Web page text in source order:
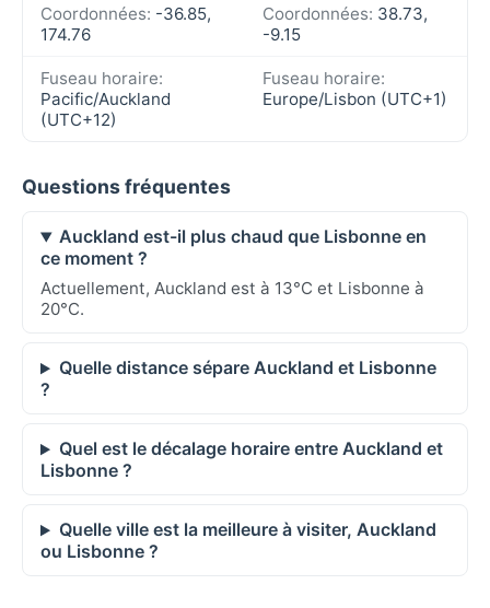
Coordonnées: -36.85,
174.76
Coordonnées: 38.73,
-9.15
Fuseau horaire:
Pacific/Auckland
(UTC+12)
Fuseau horaire:
Europe/Lisbon (UTC+1)
Questions fréquentes
Auckland est-il plus chaud que Lisbonne en
ce moment ?
Actuellement, Auckland est à 13°C et Lisbonne à
20°C.
Quelle distance sépare Auckland et Lisbonne
?
Quel est le décalage horaire entre Auckland et
Lisbonne ?
Quelle ville est la meilleure à visiter, Auckland
ou Lisbonne ?